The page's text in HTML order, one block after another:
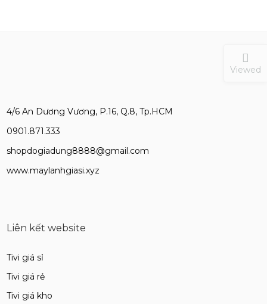
4/6 An Dương Vương, P.16, Q.8, Tp.HCM
0901.871.333
shopdogiadung8888@gmail.com
www.maylanhgiasi.xyz
Liên kết website
Tivi giá sỉ
Tivi giá rẻ
Tivi giá kho
Viewed